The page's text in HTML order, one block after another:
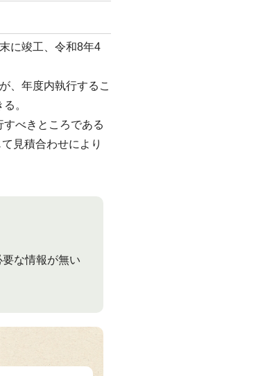
に竣工、令和8年4
、年度内執行するこ
。
べきところである
見積合わせにより
要な情報が無い